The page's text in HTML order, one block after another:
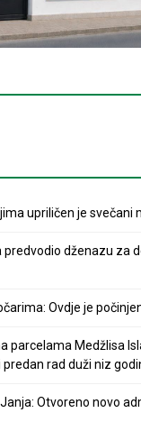
upriličen je svečani
predvodio dženazu za
Ovdje je
parcelama Medžlisa
predan rad duži niz
Otvoreno novo